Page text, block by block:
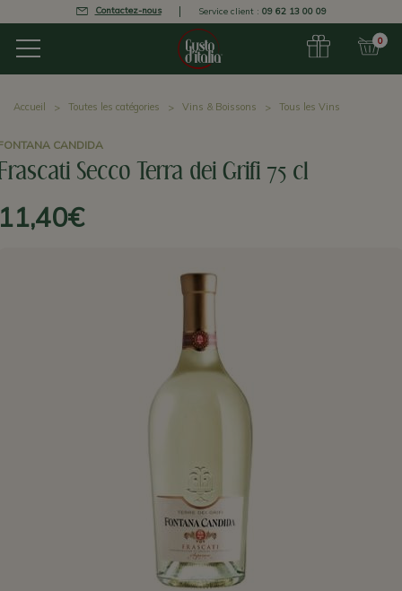
Contactez-nous Service client : 09 62 13 00 09
0
Accueil Toutes les catégories Vins & Boissons Tous les Vins
CANDIDA
Secco Terra dei Grifi 75 cl